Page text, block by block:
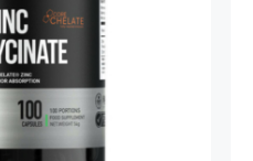
proizvodi Vitaminko
рсд